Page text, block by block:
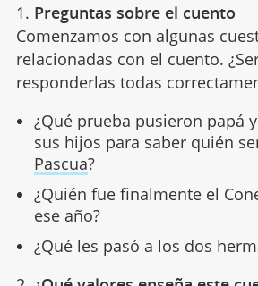
1. Preguntas sobre el cuento
Comenzamos con algunas
relacionadas con el cuento.
responderlas todas
¿Qué prueba pusieron papá
sus hijos para saber quién
Pascua?
¿Quién fue finalmente el
ese año?
¿Qué les pasó a los dos